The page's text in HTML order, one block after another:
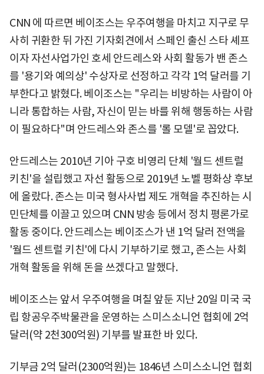
CNN 에 따르면 베이조스는 우주여행을 마치고 지구로 무
사히 귀환한 뒤 가진 기자회견에서 스페인 출신 스타 셰프
이자 자선사업가인 호세 안드레스와 사회 활동가 밴 존스
를 '용기와 예의상' 수상자로 선정하고 각각 1억 달러를 기
부한다고 밝혔다. 베이조스는 "우리는 비방하는 사람이 아
니라 통합하는 사람, 자신이 믿는 바를 위해 행동하는 사람
이 필요하다"며 안드레스와 존스를 '롤 모델'로 꼽았다.
안드레스는 2010년 기아 구호 비영리 단체 '월드 센트럴
키친'을 설립했고 자선 활동으로 2019년 노벨 평화상 후보
에 올랐다. 존스는 미국 형사사법 제도 개혁을 추진하는 시
민단체를 이끌고 있으며 CNN 방송 등에서 정치 평론가로
활동 중이다. 안드레스는 베이조스가 낸 1억 달러 전액을
'월드 센트럴 키친'에 다시 기부하기로 했고, 존스는 사회
개혁 활동을 위해 돈을 쓰겠다고 말했다.
베이조스는 앞서 우주여행을 며칠 앞둔 지난 20일 미국 국
립 항공우주박물관을 운영하는 스미스소니언 협회에 2억
달러(약 2천300억원) 기부를 발표한 바 있다.
기부금 2억 달러(2300억원)는 1846년 스미스소니언 협회